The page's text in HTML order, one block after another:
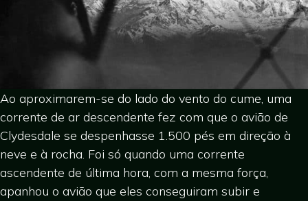
Ao aproximarem-se do lado do vento do cume, uma
corrente de ar descendente fez com que o avião de
Clydesdale se despenhasse 1.500 pés em direção à
neve e à rocha. Foi só quando uma corrente
ascendente de última hora, com a mesma força,
apanhou o avião que eles conseguiram subir e